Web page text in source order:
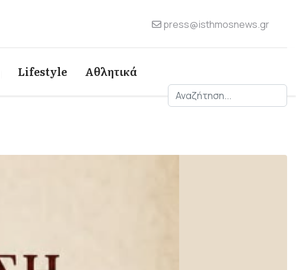
press@isthmosnews.gr
Lifestyle Αθλητικά
Αναζήτηση